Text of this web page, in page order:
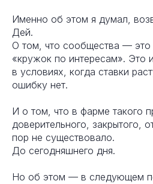
Именно об этом я думал,
Дей.
О том, что сообщества —
«кружок по интересам». Это
в условиях, когда ставки
ошибку нет.
И о том, что в фарме такого
доверительного, закрытого,
пор не существовало.
До сегодняшнего дня.
Но об этом — в следующем